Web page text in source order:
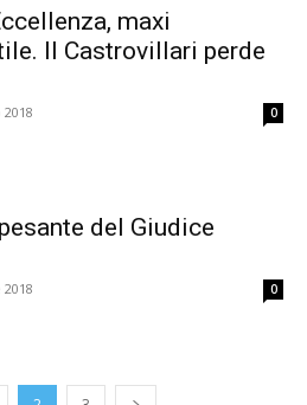
maxi
Il Castrovillari perde
0
del Giudice
0